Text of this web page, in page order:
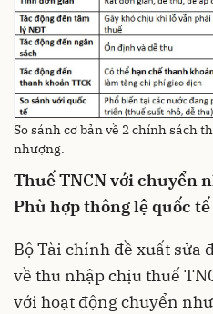
So sánh cơ bản về 2 chính sách
nhượng.
Thuế TNCN với chuyển
Phù hợp thông lệ quốc tế
Bộ Tài chính đề xuất
về thu nhập chịu thuế
với hoạt động chuyển